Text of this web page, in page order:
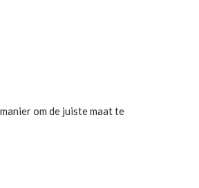
om de juiste maat te